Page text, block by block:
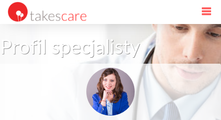
Profil specjalisty